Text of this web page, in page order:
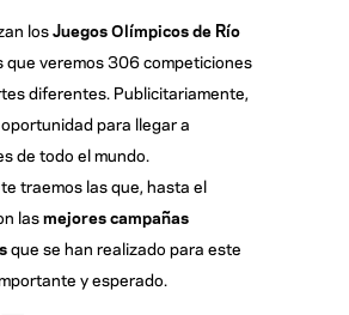
losJuegos Olímpicos de Río
que veremos 306 competiciones
diferentes. Publicitariamente,
para llegar a
de todo el mundo.
traemos las que, hasta el
lasmejores campañas
que se han realizado para este
y esperado.